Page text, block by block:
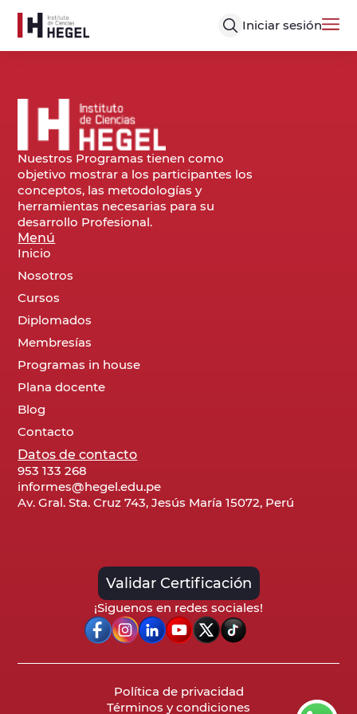
Iniciar sesión
Nuestros Programas tienen como
objetivo mostrar a los participantes los
conceptos, las metodologías y
herramientas necesarias para su
desarrollo Profesional.
Menú
Inicio
Nosotros
Cursos
Diplomados
Membresías
Programas in house
Plana docente
Blog
Contacto
Datos de contacto
953 133 268
informes@hegel.edu.pe
Av. Gral. Sta. Cruz 743, Jesús María 15072, Perú
Validar Certificación
¡Siguenos en redes sociales!
Política de privacidad
Términos y condiciones